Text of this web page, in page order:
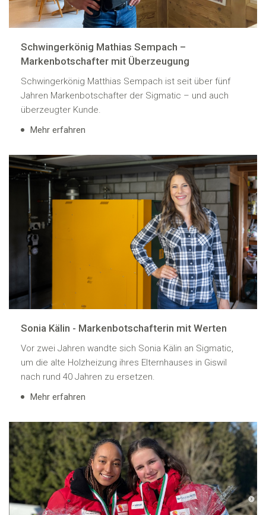
Schwingerkönig Mathias Sempach –
Markenbotschafter mit Überzeugung
Schwingerkönig Matthias Sempach ist seit über fünf
Jahren Markenbotschafter der Sigmatic – und auch
überzeugter Kunde.
Mehr erfahren
Sonia Kälin - Markenbotschafterin mit Werten
Vor zwei Jahren wandte sich Sonia Kälin an Sigmatic,
um die alte Holzheizung ihres Elternhauses in Giswil
nach rund 40 Jahren zu ersetzen.
Mehr erfahren